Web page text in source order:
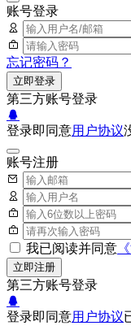
账号登录
忘记密码？
立即登录
第三方账号登录
登录即同意用户协议
账号注册
我已阅读并同意
立即注册
第三方账号登录
登录即同意用户协议